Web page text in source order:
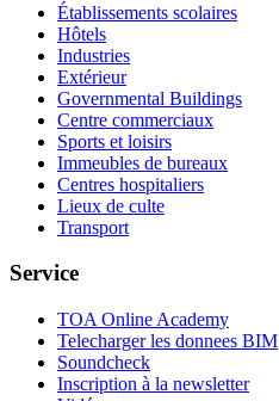
Établissements scolaires
Hôtels
Industries
Extérieur
Governmental Buildings
Centre commerciaux
Sports et loisirs
Immeubles de bureaux
Centres hospitaliers
Lieux de culte
Transport
Service
TOA Online Academy
Telecharger les donnees BIM
Soundcheck
Inscription à la newsletter